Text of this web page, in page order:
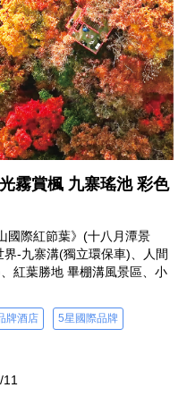
霧賞楓 九寨瑤池 彩色
國際紅節葉》(十八月潭景
-九寨溝(獨立環保車)、人間
紅葉勝地 畢棚溝風景區、小
牌酒店 5星國際品牌
11